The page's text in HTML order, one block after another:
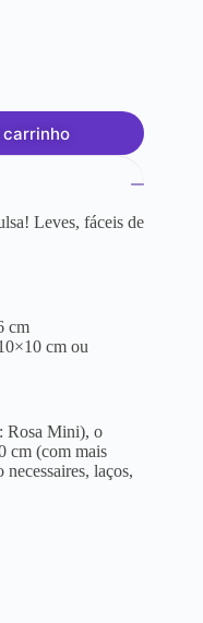
Leves, fáceis de
cm
cm ou
Rosa Mini), o
cm (com mais
necessaires, laços,